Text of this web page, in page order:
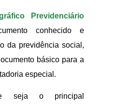
Previdenciário
conhecido e
da previdência social,
básico para a
especial.
seja o principal